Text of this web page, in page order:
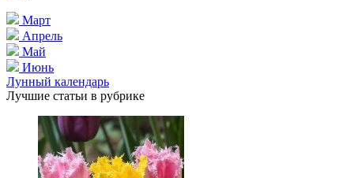
Март
Апрель
Май
Июнь
Лунный календарь
Лучшие статьи в рубрике